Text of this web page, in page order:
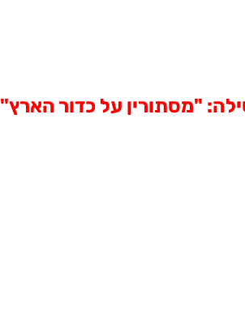
"מסתורין על כדור הארץ"